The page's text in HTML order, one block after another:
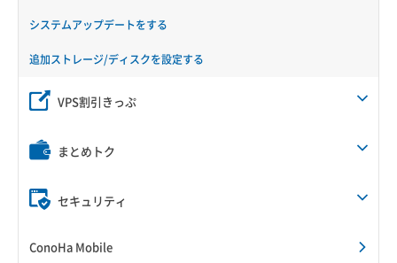
システムアップデートをする
追加ストレージ/ディスクを設定する
VPS割引きっぷ
まとめトク
セキュリティ
ConoHa Mobile